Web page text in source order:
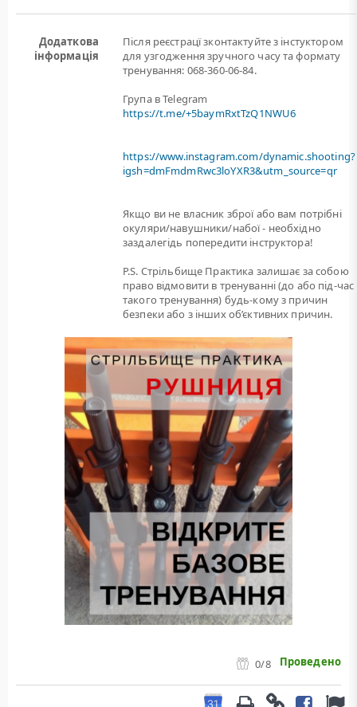
Додаткова
інформація
Після реєстрацї зконтактуйте з інстуктором
для узгодження зручного часу та формату
тренування: 068-360-06-84.
Група в Telegram
https://t.me/+5baymRxtTzQ1NWU6
https://www.instagram.com/dynamic.shooting?
igsh=dmFmdmRwc3loYXR3&utm_source=qr
Якщо ви не власник зброї або вам потрiбнi
окуляри/навушники/набої - необхідно
заздалегідь попередити інструктора!
P.S. Стрільбище Практика залишає за собою
право відмовити в тренуванні (до або під-час
такого тренування) будь-кому з причин
безпеки або з інших об’єктивних причин.
0/8 Проведено